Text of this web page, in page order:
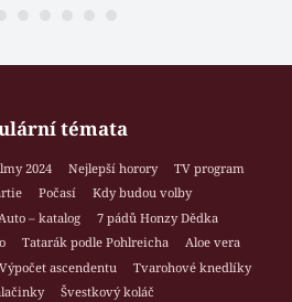
témata
2024 Nejlepší horory
TV program
Počasí
Kdy budou volby
Auto – katalog
7 pádů Honzy Dědka
Tatarák podle Pohlreicha
Aloe vera
Výpočet ascendentu
Tvarohové knedlíky
Švestkový koláč